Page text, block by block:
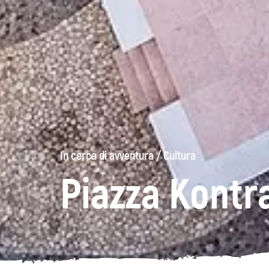
In cerca di avventura/Cultura
Piazza